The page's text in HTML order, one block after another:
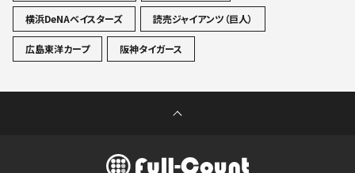
横浜DeNAベイスターズ 読売ジャイアンツ（巨人）
広島東洋カープ 阪神タイガース